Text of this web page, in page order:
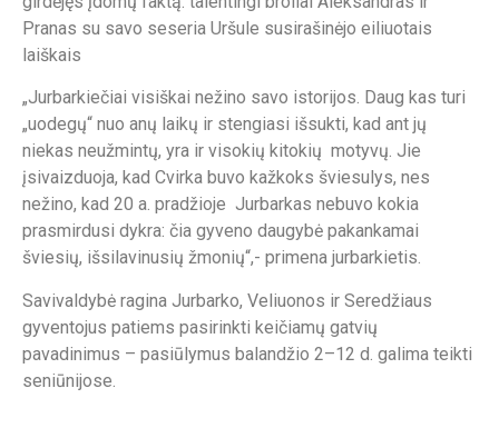
Pranas su savo seseria Uršule susirašinėjo eiliuotais
laiškais
„Jurbarkiečiai visiškai nežino savo istorijos. Daug kas turi
„uodegų“ nuo anų laikų ir stengiasi išsukti, kad ant jų
niekas neužmintų, yra ir visokių kitokių motyvų. Jie
įsivaizduoja, kad Cvirka buvo kažkoks šviesulys, nes
nežino, kad 20 a. pradžioje Jurbarkas nebuvo kokia
prasmirdusi dykra: čia gyveno daugybė pakankamai
šviesių, išsilavinusių žmonių“,- primena jurbarkietis.
Savivaldybė ragina Jurbarko, Veliuonos ir Seredžiaus
gyventojus patiems pasirinkti keičiamų gatvių
pavadinimus – pasiūlymus balandžio 2–12 d. galima teikti
seniūnijose.